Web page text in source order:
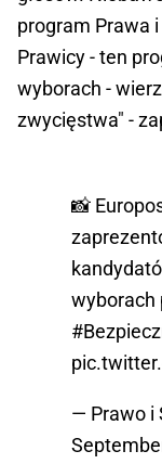
program Prawa
Prawicy - ten
wyborach -
zwycięstwa" -
📸
— Prawo i